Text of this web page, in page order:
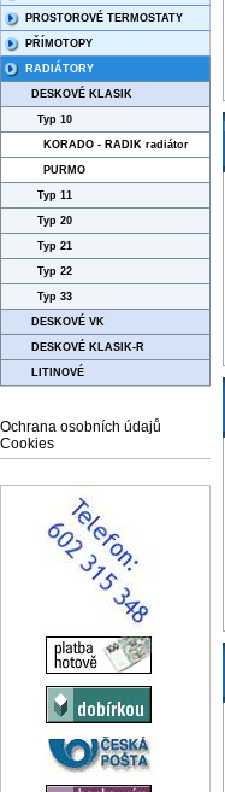
PROSTOROVÉ TERMOSTATY
PŘÍMOTOPY
RADIÁTORY
DESKOVÉ KLASIK
Typ 10
KORADO - RADIK radiátor
PURMO
Typ 11
Typ 20
Typ 21
Typ 22
Typ 33
DESKOVÉ VK
DESKOVÉ KLASIK-R
LITINOVÉ
Ochrana osobních údajů
Cookies